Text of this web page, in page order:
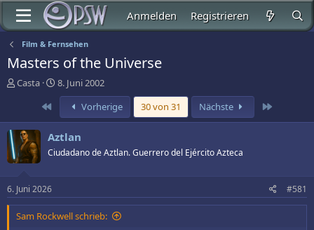
Anmelden Registrieren
Film & Fernsehen
Masters of the Universe
E
t
e
l
l
r
Casta
E
r
t
e
l
l
m
8. Juni 2002
Erste
Vorherige 30 von 31 Nächste
Aztlan
Ciudadano de Aztlan. Guerrero del Ejército Azteca
6. Juni 2026 #581
Sam Rockwell schrieb: